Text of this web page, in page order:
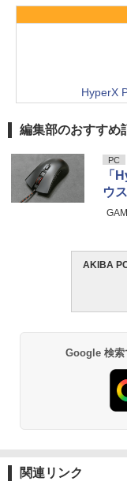
HyperX
編集部のおすすめ
PC
「
ウ
AKIBA
Google 検索
関連リンク